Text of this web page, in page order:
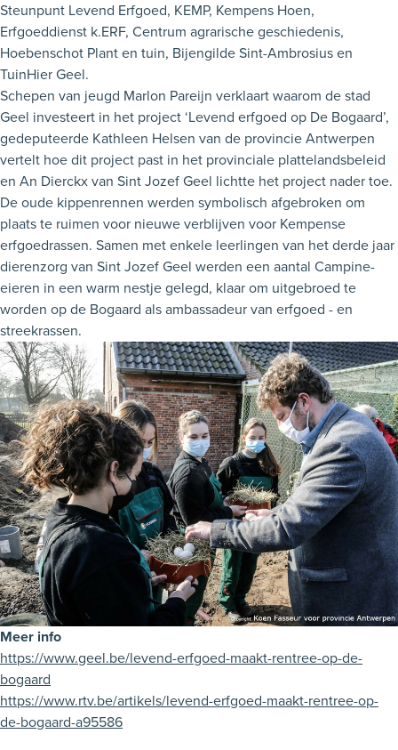
Steunpunt Levend Erfgoed, KEMP, Kempens Hoen,
Erfgoeddienst k.ERF, Centrum agrarische geschiedenis,
Hoebenschot Plant en tuin, Bijengilde Sint-Ambrosius en
TuinHier Geel.
Schepen van jeugd Marlon Pareijn verklaart waarom de stad
Geel investeert in het project ‘Levend erfgoed op De Bogaard’,
gedeputeerde Kathleen Helsen van de provincie Antwerpen
vertelt hoe dit project past in het provinciale plattelandsbeleid
en An Dierckx van Sint Jozef Geel lichtte het project nader toe.
De oude kippenrennen werden symbolisch afgebroken om
plaats te ruimen voor nieuwe verblijven voor Kempense
erfgoedrassen. Samen met enkele leerlingen van het derde jaar
dierenzorg van Sint Jozef Geel werden een aantal Campine-
eieren in een warm nestje gelegd, klaar om uitgebroed te
worden op de Bogaard als ambassadeur van erfgoed - en
streekrassen.
Meer info
https://www.geel.be/levend-erfgoed-maakt-rentree-op-de-
bogaard
https://www.rtv.be/artikels/levend-erfgoed-maakt-rentree-op-
de-bogaard-a95586